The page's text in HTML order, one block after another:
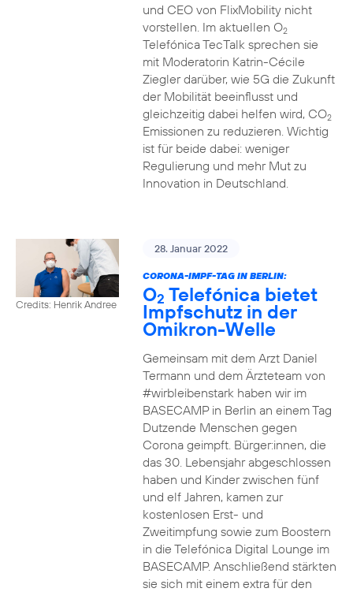
und CEO von FlixMobility nicht
vorstellen. Im aktuellen O2
Telefónica TecTalk sprechen sie
mit Moderatorin Katrin-Cécile
Ziegler darüber, wie 5G die Zukunft
der Mobilität beeinflusst und
gleichzeitig dabei helfen wird, CO2
Emissionen zu reduzieren. Wichtig
ist für beide dabei: weniger
Regulierung und mehr Mut zu
Innovation in Deutschland.
Credits: Henrik Andree
28. Januar 2022
CORONA-IMPF-TAG IN BERLIN:
O2 Telefónica bietet
Impfschutz in der
Omikron-Welle
Gemeinsam mit dem Arzt Daniel
Termann und dem Ärzteteam von
#wirbleibenstark haben wir im
BASECAMP in Berlin an einem Tag
Dutzende Menschen gegen
Corona geimpft. Bürger:innen, die
das 30. Lebensjahr abgeschlossen
haben und Kinder zwischen fünf
und elf Jahren, kamen zur
kostenlosen Erst- und
Zweitimpfung sowie zum Boostern
in die Telefónica Digital Lounge im
BASECAMP. Anschließend stärkten
sie sich mit einem extra für den